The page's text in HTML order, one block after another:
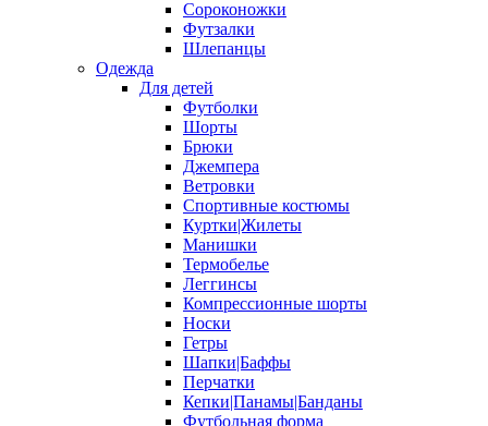
Сороконожки
Футзалки
Шлепанцы
Одежда
Для детей
Футболки
Шорты
Брюки
Джемпера
Ветровки
Спортивные костюмы
Куртки|Жилеты
Манишки
Термобелье
Леггинсы
Компрессионные шорты
Носки
Гетры
Шапки|Баффы
Перчатки
Кепки|Панамы|Банданы
Футбольная форма